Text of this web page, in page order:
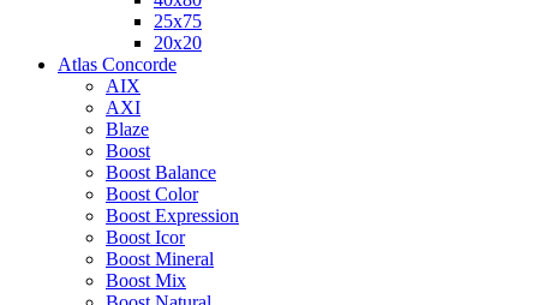
25х75
20х20
Atlas Concorde
AIX
AXI
Blaze
Boost
Boost Balance
Boost Color
Boost Expression
Boost Icor
Boost Mineral
Boost Mix